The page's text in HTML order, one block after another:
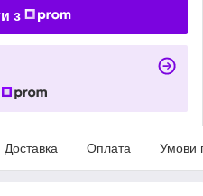
з
Доставка Оплата Умови